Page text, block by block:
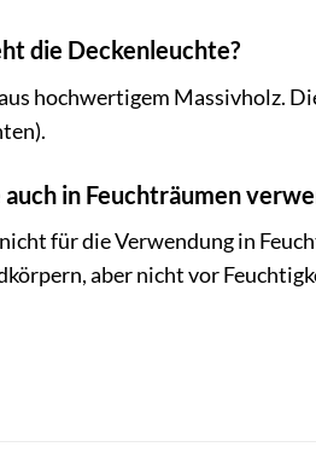
die Deckenleuchte?
hochwertigem Massivholz.
in Feuchträumen
für die Verwendung in
aber nicht vor